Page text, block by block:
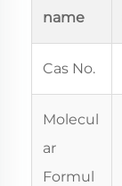
name
Cas No.
Molecul
ar
Formul